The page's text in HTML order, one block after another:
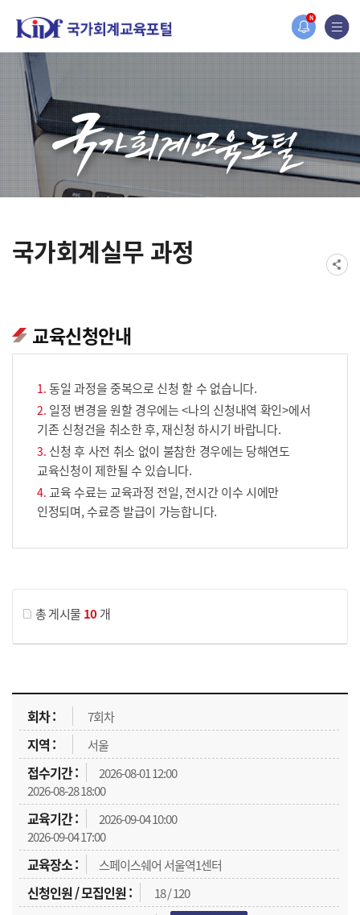
N
홈페이지가 새롭게 개편되었습니다.
한국조세재정연구원홈페이지가 새롭게 개설되었습니다.
국가회계실무 과정
교육신청안내
동일 과정을 중복으로 신청 할 수 없습니다.
일정 변경을 원할 경우에는 <나의 신청내역 확인>에서
기존 신청건을 취소한 후, 재신청 하시기 바랍니다.
신청 후 사전 취소 없이 불참한 경우에는 당해연도
교육신청이 제한될 수 있습니다.
교육 수료는 교육과정 전일, 전시간 이수 시에만
인정되며, 수료증 발급이 가능합니다.
총 게시물 10개
교육신청 목록을 나타낸 표로 회차, 지역, 접수기간, 교육기간, 교육장소, 신청인원/모집인원, 상태로 나뉘어 설명합니다.
7회차
서울
2026-08-01 12:00
2026-08-28 18:00
2026-09-04 10:00
2026-09-04 17:00
스페이스쉐어 서울역1센터
18 / 120